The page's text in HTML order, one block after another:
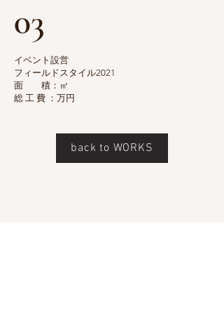
03
イベント設営
フィールドスタイル2021
面 積：㎡
総 工 費 ：万円
back to WORKS